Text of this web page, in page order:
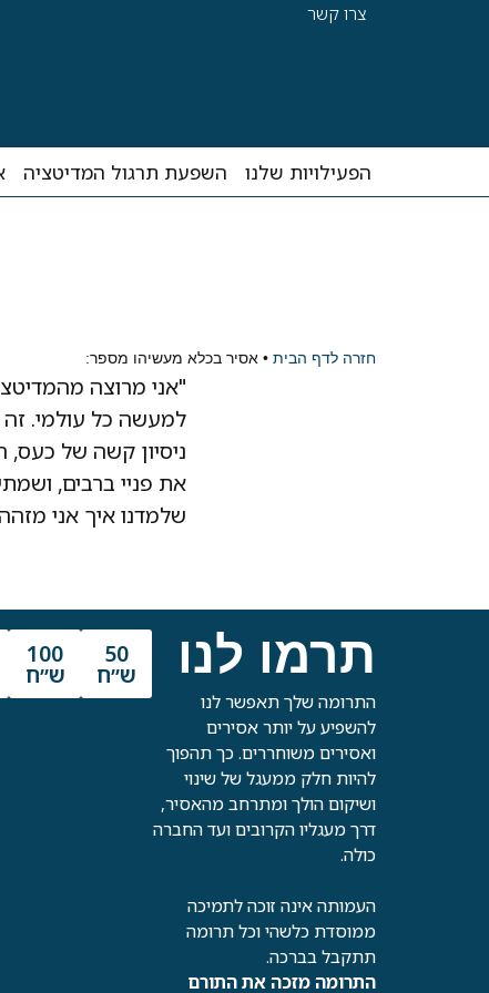
צרו קשר
הפעילויות שלנו השפעת תרגול המדיטציה
חזרה לדף הבית • אסיר בכלא מעשיהו מספר:
"אני מרוצה
למעשה כל עולמי.
ניסיון קשה של כעס,
את פניי ברבים,
שלמדנו איך אני
תרמו לנו
התרומה שלך תאפשר לנו
להשפיע על יותר אסירים
ואסירים משוחררים. כך תהפוך
להיות חלק ממעגל של שינוי
ושיקום הולך ומתרחב מהאסיר,
דרך מעגליו הקרובים ועד החברה
כולה.
העמותה אינה זוכה לתמיכה
ממוסדת כלשהי וכל תרומה
תתקבל בברכה.
התרומה מזכה את התורם
50
ש״ח
100
ש״ח